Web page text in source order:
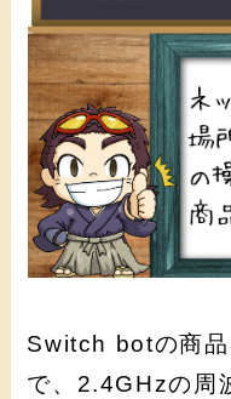
Switch botの商
で、2.4GHzの周